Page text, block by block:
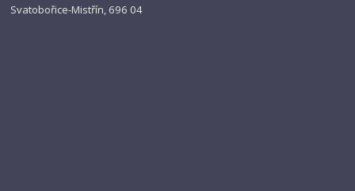
Svatobořice-Mistřín, 696 04